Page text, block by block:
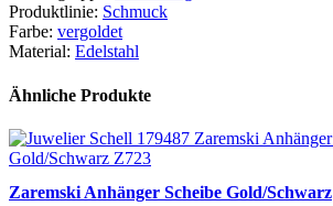
Produktlinie: Schmuck
Farbe: vergoldet
Material: Edelstahl
Ähnliche Produkte
Zaremski Anhänger Scheibe Gold/Schwarz